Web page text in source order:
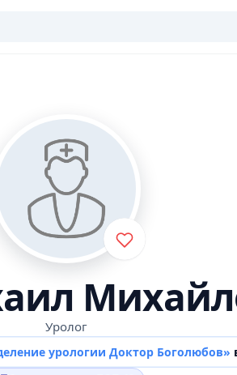
Уролог
урологии Доктор Боголюбов»